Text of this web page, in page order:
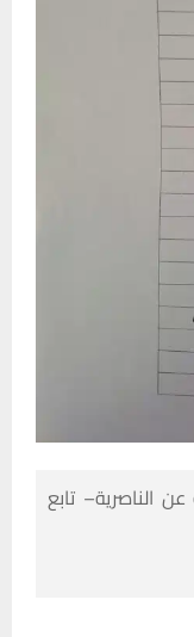
الناصرية– تابع